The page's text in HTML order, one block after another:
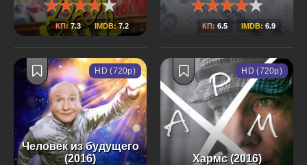
КП:7.3 IMDB:7.2 КП: 6.5 IMDB: 6.9
Человек из будущего
(2016)
HD (720p)
Хармс (2016)
HD (720p)